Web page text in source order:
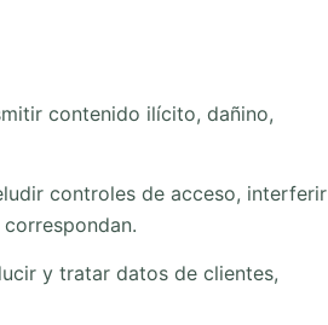
contenido ilícito, dañino,
controles de acceso, interferir
y tratar datos de clientes,